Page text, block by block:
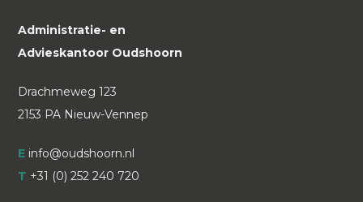
Administratie- en
Advieskantoor Oudshoorn
Drachmeweg 123
2153 PA Nieuw-Vennep
E info@oudshoorn.nl
T +31 (0) 252 240 720